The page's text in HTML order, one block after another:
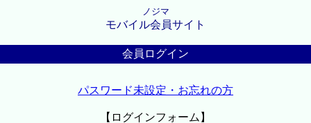
ノジマ
モバイル会員サイト
会員ログイン
パスワード未設定・お忘れの方
【ログインフォーム】